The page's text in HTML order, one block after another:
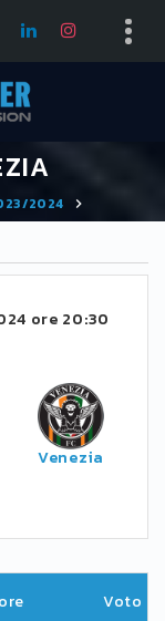
2024
ore 20:30
Venezia
Voto